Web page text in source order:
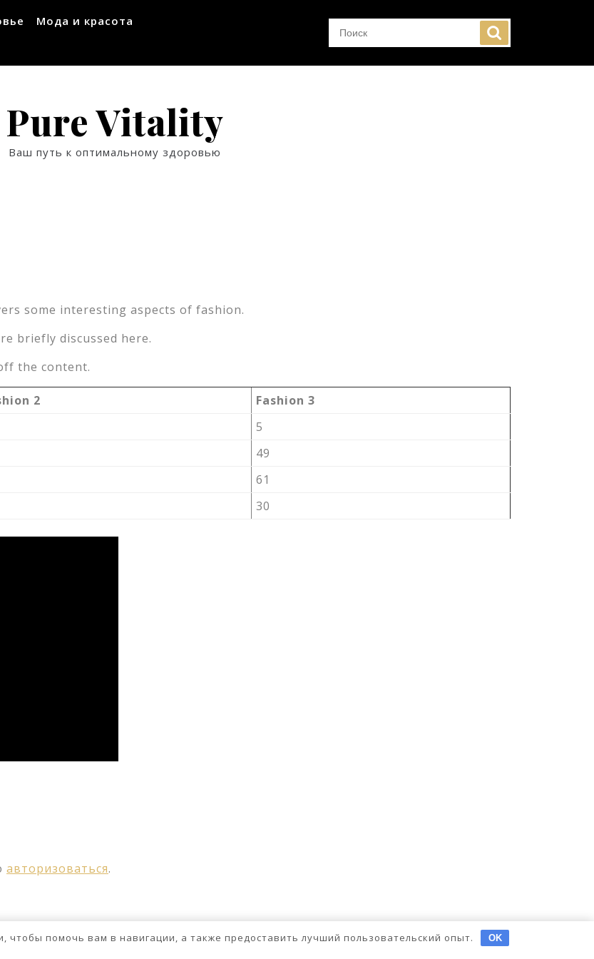
Мода и красота
Pure Vitality
Ваш путь к оптимальному здоровью
some interesting aspects of fashion.
briefly discussed here.
the content.
2
Fashion 3
5
49
61
30
авторизоваться.
чтобы помочь вам в навигации, а также предоставить лучший пользовательский опыт. OK